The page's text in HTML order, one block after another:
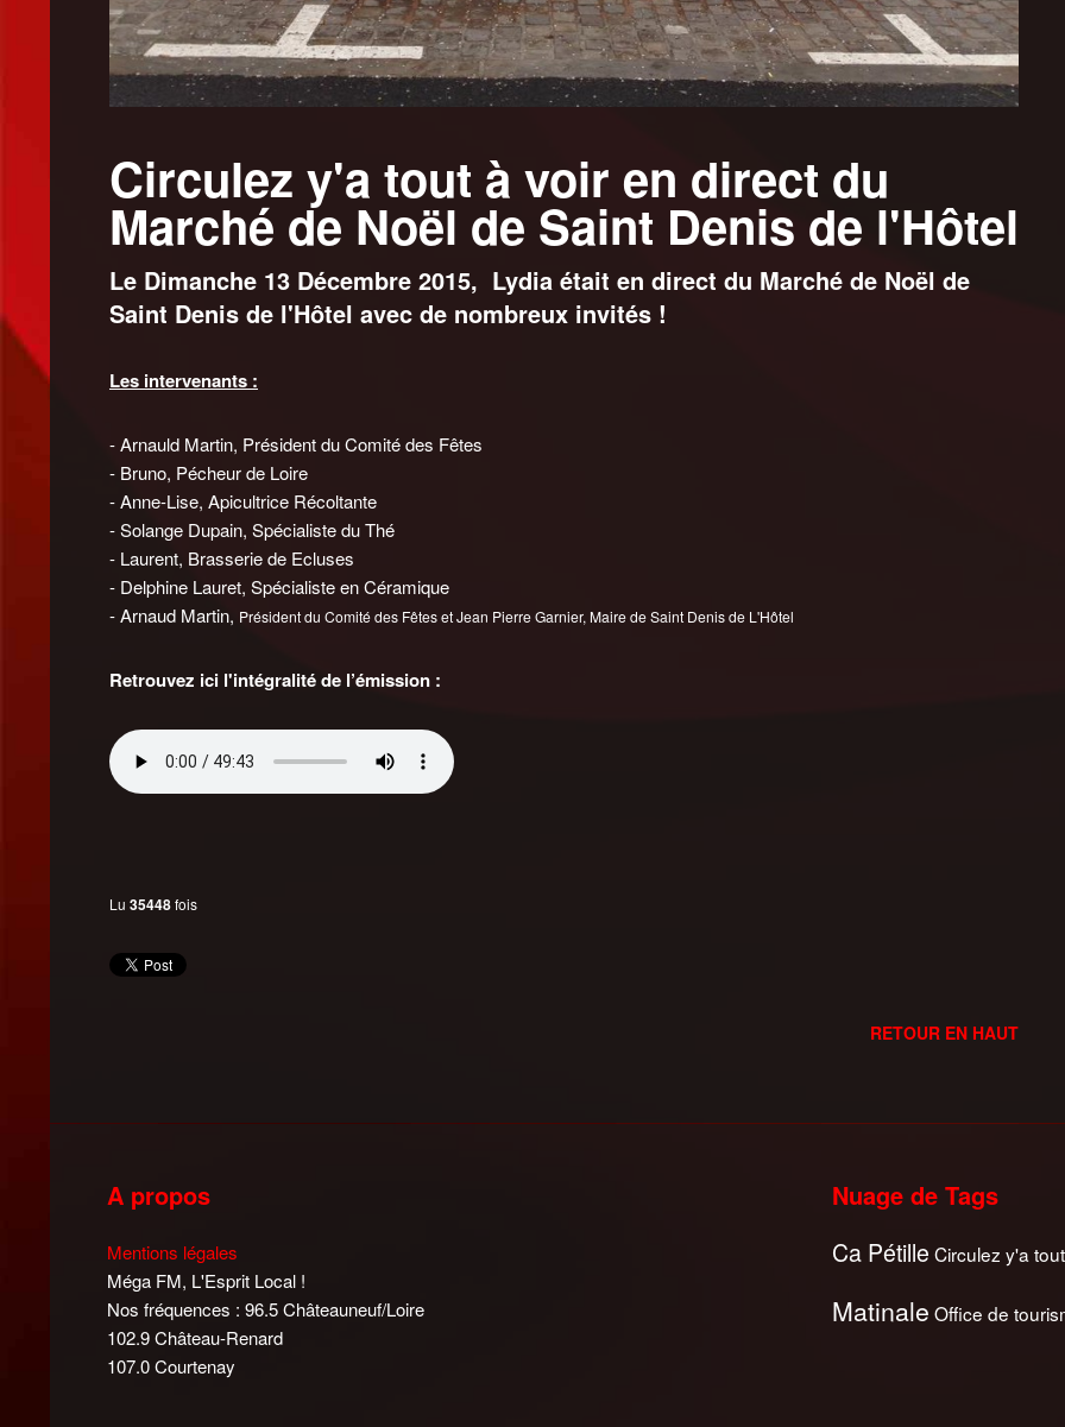
Circulez y'a tout à voir en direct du
Marché de Noël de Saint Denis de l'Hôtel
Le Dimanche 13 Décembre 2015, Lydia était en direct du Marché de Noël de
Saint Denis de l'Hôtel avec de nombreux invités !
Les intervenants :
- Arnauld Martin, Président du Comité des Fêtes
- Bruno, Pécheur de Loire
- Anne-Lise, Apicultrice Récoltante
- Solange Dupain, Spécialiste du Thé
- Laurent, Brasserie de Ecluses
- Delphine Lauret, Spécialiste en Céramique
- Arnaud Martin, Président du Comité des Fêteset Jean Pierre Garnier, Maire de Saint Denis de L'Hôtel
Retrouvez ici l'intégralité de l’émission :
Lu 35448fois
RETOUR EN HAUT
A propos
Mentions légales
Méga FM, L'Esprit Local !
Nos fréquences : 96.5 Châteauneuf/Loire
102.9 Château-Renard
107.0 Courtenay
Nuage de Tags
Ca Pétille Circulez y'a
Matinale Office de